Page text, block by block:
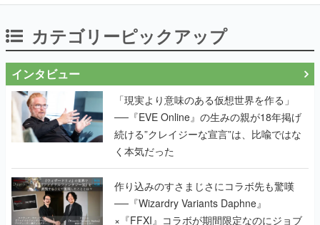
カテゴリーピックアップ
インタビュー
「現実より意味のある仮想世界を作る」
──『EVE Online』の生みの親が18年掲げ
続ける”クレイジーな宣言”は、比喩ではな
く本気だった
作り込みのすさまじさにコラボ先も驚嘆
──『Wizardry Variants Daphne』
×『FFXI』コラボが期間限定なのにジョブ